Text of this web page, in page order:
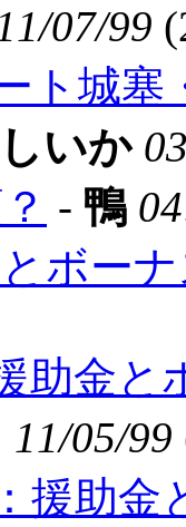
07/99 (
ト城
いか
- 鴨
ボー
助金と
05/99
援助金